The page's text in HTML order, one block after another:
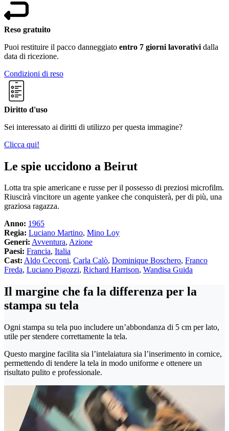
Reso gratuito
Puoi restituire il pacco danneggiato entro 7 giorni lavorativi dalla
data di ricezione.
Condizioni di reso
Diritto d'uso
Sei interessato ai diritti di utilizzo per questa immagine?
Clicca qui!
Le spie uccidono a Beirut
Lotta tra spie americane e russe per il possesso di preziosi microfilm.
Riuscirà vincitore un agente yankee che conquisterà, per di più, una
graziosa ragazza.
Anno: 1965
Regia: Luciano Martino, Mino Loy
Generi: Avventura, Azione
Paesi: Francia, Italia
Cast: Aldo Cecconi, Carla Calò, Dominique Boschero, Franco
Freda, Luciano Pigozzi, Richard Harrison, Wandisa Guida
Il margine che fa la differenza per la
stampa su tela
Ogni stampa su tela puo includere un’abbondanza di 5 cm per lato,
utile per stendere correttamente la tela.
Questo margine facilita sia l’intelaiatura sia l’inserimento in cornice,
permettendo di tendere la tela in modo uniforme e ottenere un
risultato pulito e professionale.